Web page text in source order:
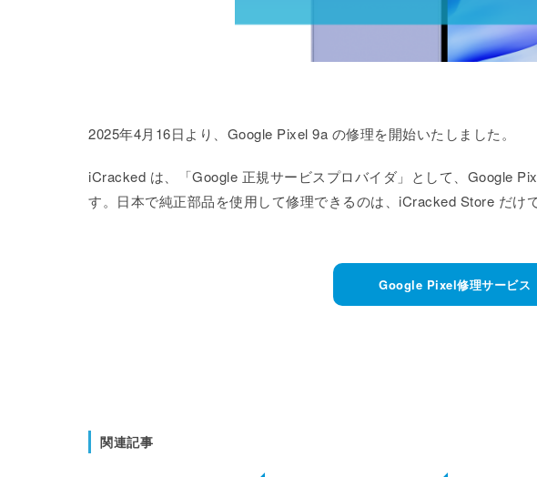
2025年4月16日より、Google Pixel 9a の修理を開始いたしました。
iCracked は、「Google 正規サービスプロバイダ」として、Google
す。日本で純正部品を使用して修理できるのは、iCracked Store だけで
Google Pixel修理サービス
関連記事